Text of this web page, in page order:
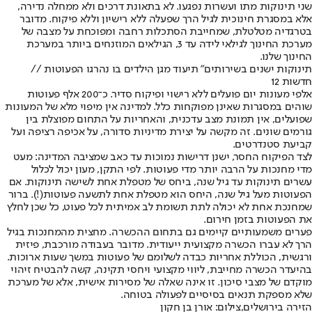
שני תינוקות מתו ועשרות נפגעו. לא בתאונת דרכים ולא ממחלה נדירה,
אלא במסגרת חינוכית לגיל הרך שפעלה ללא רישיון וללא פיקוח. מדובר
בטרגדיה מטלטלת, שמחייבת הסתכלות רחבה ומפוכחת על מצבה של
מערכת החינוך לגילאי לידה עד 3, הגילאים המוזנחים ביותר במערכת
החינוך שלנו.
תינוקות ישנים בשירותים" תיעוד מגן הילדים בו נהרגו הפעוטות //
חדשות 12
אלפי מעונות יום פועלים ללא רישוי ופיקוח סדיר. כ־200 אלף פעוטות
שוהים במסגרות שאינן מפוקחות כלל. למדינה אין מיפוי מלא של המעונות
שפועלים, אין תמונת מצב עדכנית, והאחריות על התחום מפוצלת בין
גורמים שונים. זה מקשה על יצירת מדיניות סדורה, על אכיפה רציפה ועל
קביעת סטנדרטים.
לצד הפיקוח החסר, ישנן דרישות נמוכות עד כאב שמציבה המדינה: מעט
מדי מחנכות על הרבה יותר מדי פעוטות. לפי התקן, מעון יכול לכלול
עשרים תינוקות עד גיל שנה, ביחס של מטפלת אחת לשישה תינוקות. אם
הפעוטות מעל גיל שנה, היחס הוא מטפלת אחת לתשעה פעוטות(!). ברור
שמחנכת אחת לא יכולה לתת תשומת לב אמיתית לכל פעוט, כל שכן לחלץ
את הפעוטות בזמן חירום.
פערים משמעותיים קיימים גם בתחום ההכשרה. מחצית מהמחנכות בגיל
הרך לא עברו הכשרה מקצועית ייעודית. מדובר בעבודה מורכבת, פיזית
ורגשית, הכוללת אחריות כבדה לשלומם של פעוטות במשך שעות ארוכות.
בהיעדר הכשרה מחייבת, ליווי מקצועי ויחסי תקינה, קשה להבטיח זיהוי
מוקדם של מצבי סיכון. זו אינה שאלה של מסירות אישית, אלא של מערכת
שלא מספקת תנאים בסיסיים לפעולה בטוחה.
הזירה בירושלים,צילום: אורן בן חקון